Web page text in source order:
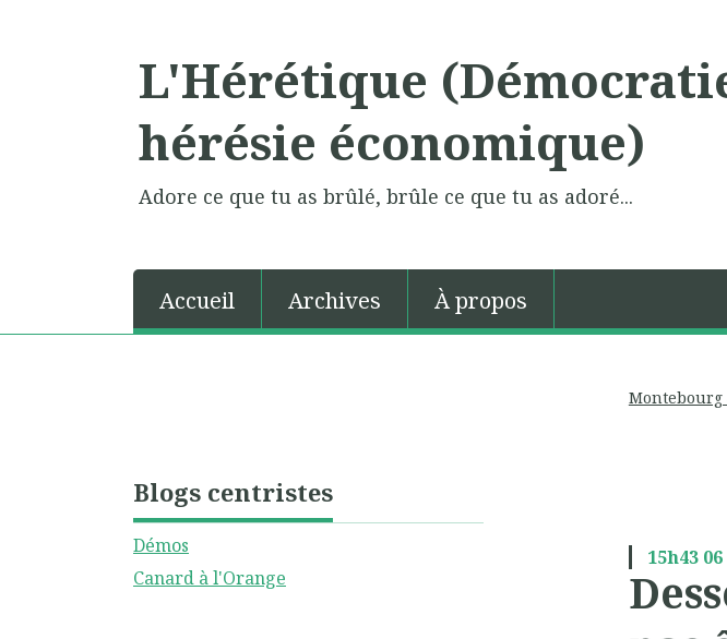
L'Hérétique
hérésie économique)
Adore ce que tu as brûlé, brûle ce que tu as adoré...
Accueil Archives À propos
Blogs centristes
Démos
Canard à l'Orange
Montebourg
15h43 06